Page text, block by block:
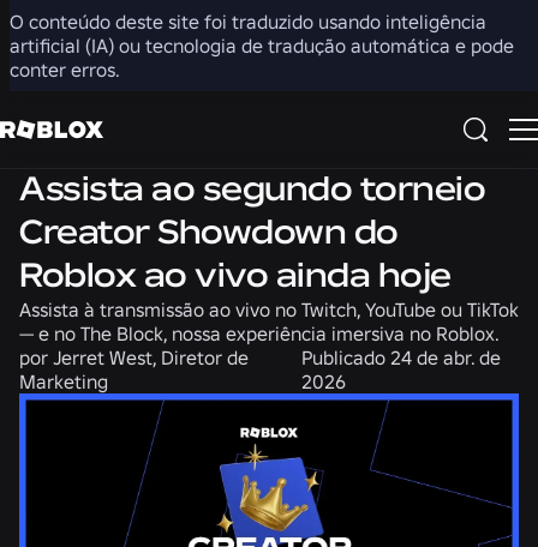
O conteúdo deste site foi traduzido usando inteligência
artificial (IA) ou tecnologia de tradução automática e pode
conter erros.
Compartilhar
Assista ao segundo torneio
Creator Showdown do
Roblox ao vivo ainda hoje
Assista à transmissão ao vivo no Twitch, YouTube ou TikTok
— e no The Block, nossa experiência imersiva no Roblox.
por Jerret West, Diretor de
Marketing
Publicado 24 de abr. de
2026